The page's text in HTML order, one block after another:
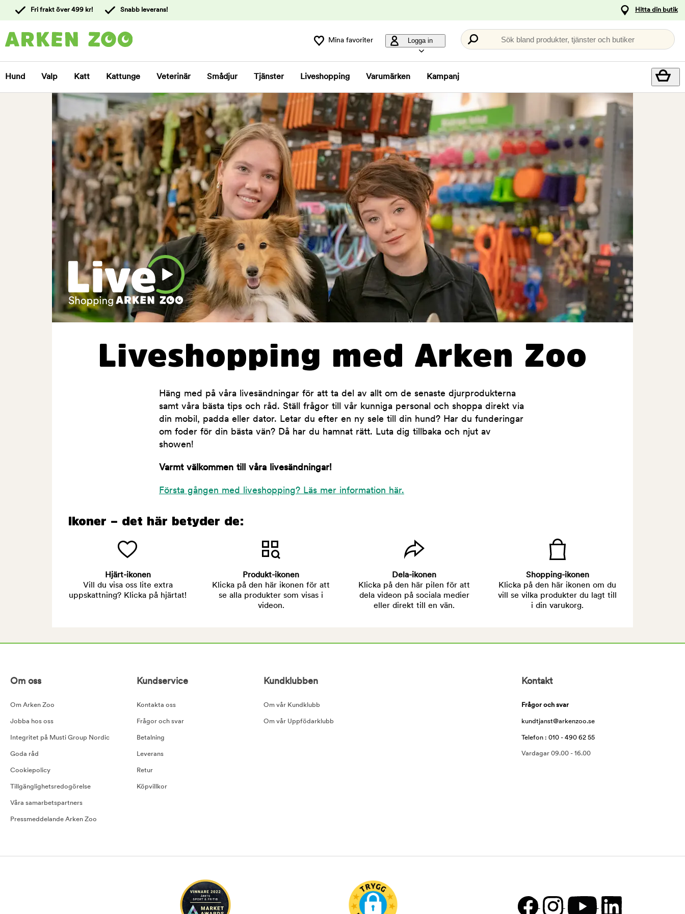
kundtjänst
Fri frakt över 499 kr! Snabb leverans! Hitta din butik
Mina favoriter Logga in Sök bland produkter, tjänster och butiker
Hund Valp Katt Kattunge Veterinär Smådjur Tjänster Liveshopping Varumärken Kampanj
Liveshopping med Arken Zoo
Häng med på våra livesändningar för att ta del av allt om de senaste djurprodukterna
samt våra bästa tips och råd. Ställ frågor till vår kunniga personal och shoppa direkt via
din mobil, padda eller dator. Letar du efter en ny sele till din hund? Har du funderingar
om foder för din bästa vän? Då har du hamnat rätt. Luta dig tillbaka och njut av
showen!
Varmt välkommen till våra livesändningar!
Första gången med liveshopping? Läs mer information här.
Ikoner – det här betyder de:
Hjärt-ikonen
Vill du visa oss lite extra
uppskattning? Klicka på hjärtat!
Produkt-ikonen
Klicka på den här ikonen för att
se alla produkter som visas i
videon.
Dela-ikonen
Klicka på den här pilen för att
dela videon på sociala medier
eller direkt till en vän.
Shopping-ikonen
Klicka på den här ikonen om du
vill se vilka produkter du lagt till
i din varukorg.
Om oss
Om Arken Zoo
Jobba hos oss
Integritet på Musti Group Nordic
Goda råd
Cookiepolicy
Tillgänglighetsredogörelse
Våra samarbetspartners
Pressmeddelande Arken Zoo
Kundservice
Kontakta oss
Frågor och svar
Betalning
Leverans
Retur
Köpvillkor
Kundklubben
Om vår Kundklubb
Om vår Uppfödarklubb
Kontakt
Frågor och svar
kundtjanst@arkenzoo.se
Telefon : 010 - 490 62 55
Vardagar 09.00 - 16.00